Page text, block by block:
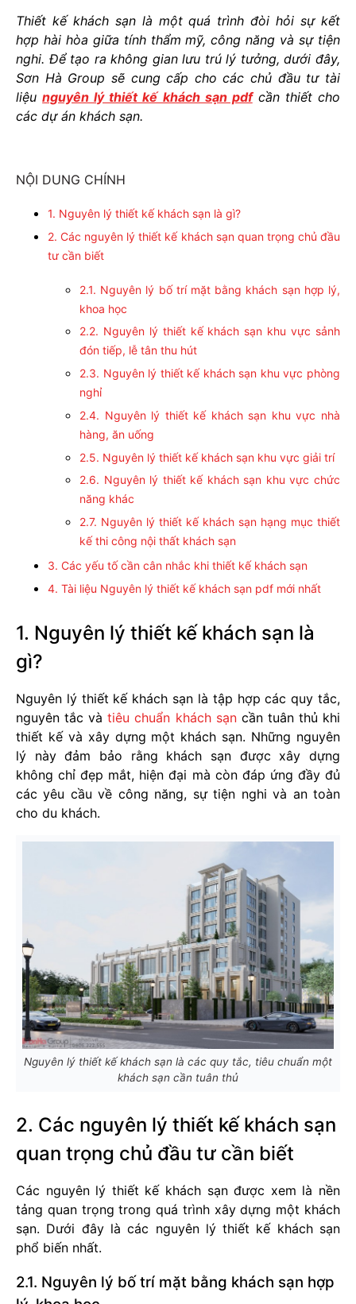
Thiết kế khách sạn là một quá trình đòi hỏi sự kết
hợp hài hòa giữa tính thẩm mỹ, công năng và sự tiện
nghi. Để tạo ra không gian lưu trú lý tưởng, dưới đây,
Sơn Hà Group sẽ cung cấp cho các chủ đầu tư tài
liệunguyên lý thiết kế khách sạn pdf cần thiết cho
các dự án khách sạn.
NỘI DUNG CHÍNH
1. Nguyên lý thiết kế khách sạn là gì?
2. Các nguyên lý thiết kế khách sạn quan trọng chủ đầu
tư cần biết
2.1. Nguyên lý bố trí mặt bằng khách sạn hợp lý,
khoa học
2.2. Nguyên lý thiết kế khách sạn khu vực sảnh
đón tiếp, lễ tân thu hút
2.3. Nguyên lý thiết kế khách sạn khu vực phòng
nghỉ
2.4. Nguyên lý thiết kế khách sạn khu vực nhà
hàng, ăn uống
2.5. Nguyên lý thiết kế khách sạn khu vực giải trí
2.6. Nguyên lý thiết kế khách sạn khu vực chức
năng khác
2.7. Nguyên lý thiết kế khách sạn hạng mục thiết
kế thi công nội thất khách sạn
3. Các yếu tố cần cân nhắc khi thiết kế khách sạn
4. Tài liệu Nguyên lý thiết kế khách sạn pdf mới nhất
1. Nguyên lý thiết kế khách sạn là
gì?
Nguyên lý thiết kế khách sạn là tập hợp các quy tắc,
nguyên tắc vàtiêu chuẩn khách sạncần tuân thủ khi
thiết kế và xây dựng một khách sạn. Những nguyên
lý này đảm bảo rằng khách sạn được xây dựng
không chỉ đẹp mắt, hiện đại mà còn đáp ứng đầy đủ
các yêu cầu về công năng, sự tiện nghi và an toàn
cho du khách.
Nguyên lý thiết kế khách sạn là các quy tắc, tiêu chuẩn một
khách sạn cần tuân thủ
2. Các nguyên lý thiết kế khách sạn
quan trọng chủ đầu tư cần biết
Các nguyên lý thiết kế khách sạn được xem là nền
tảng quan trọng trong quá trình xây dựng một khách
sạn. Dưới đây là các nguyên lý thiết kế khách sạn
phổ biến nhất.
2.1. Nguyên lý bố trí mặt bằng khách sạn hợp